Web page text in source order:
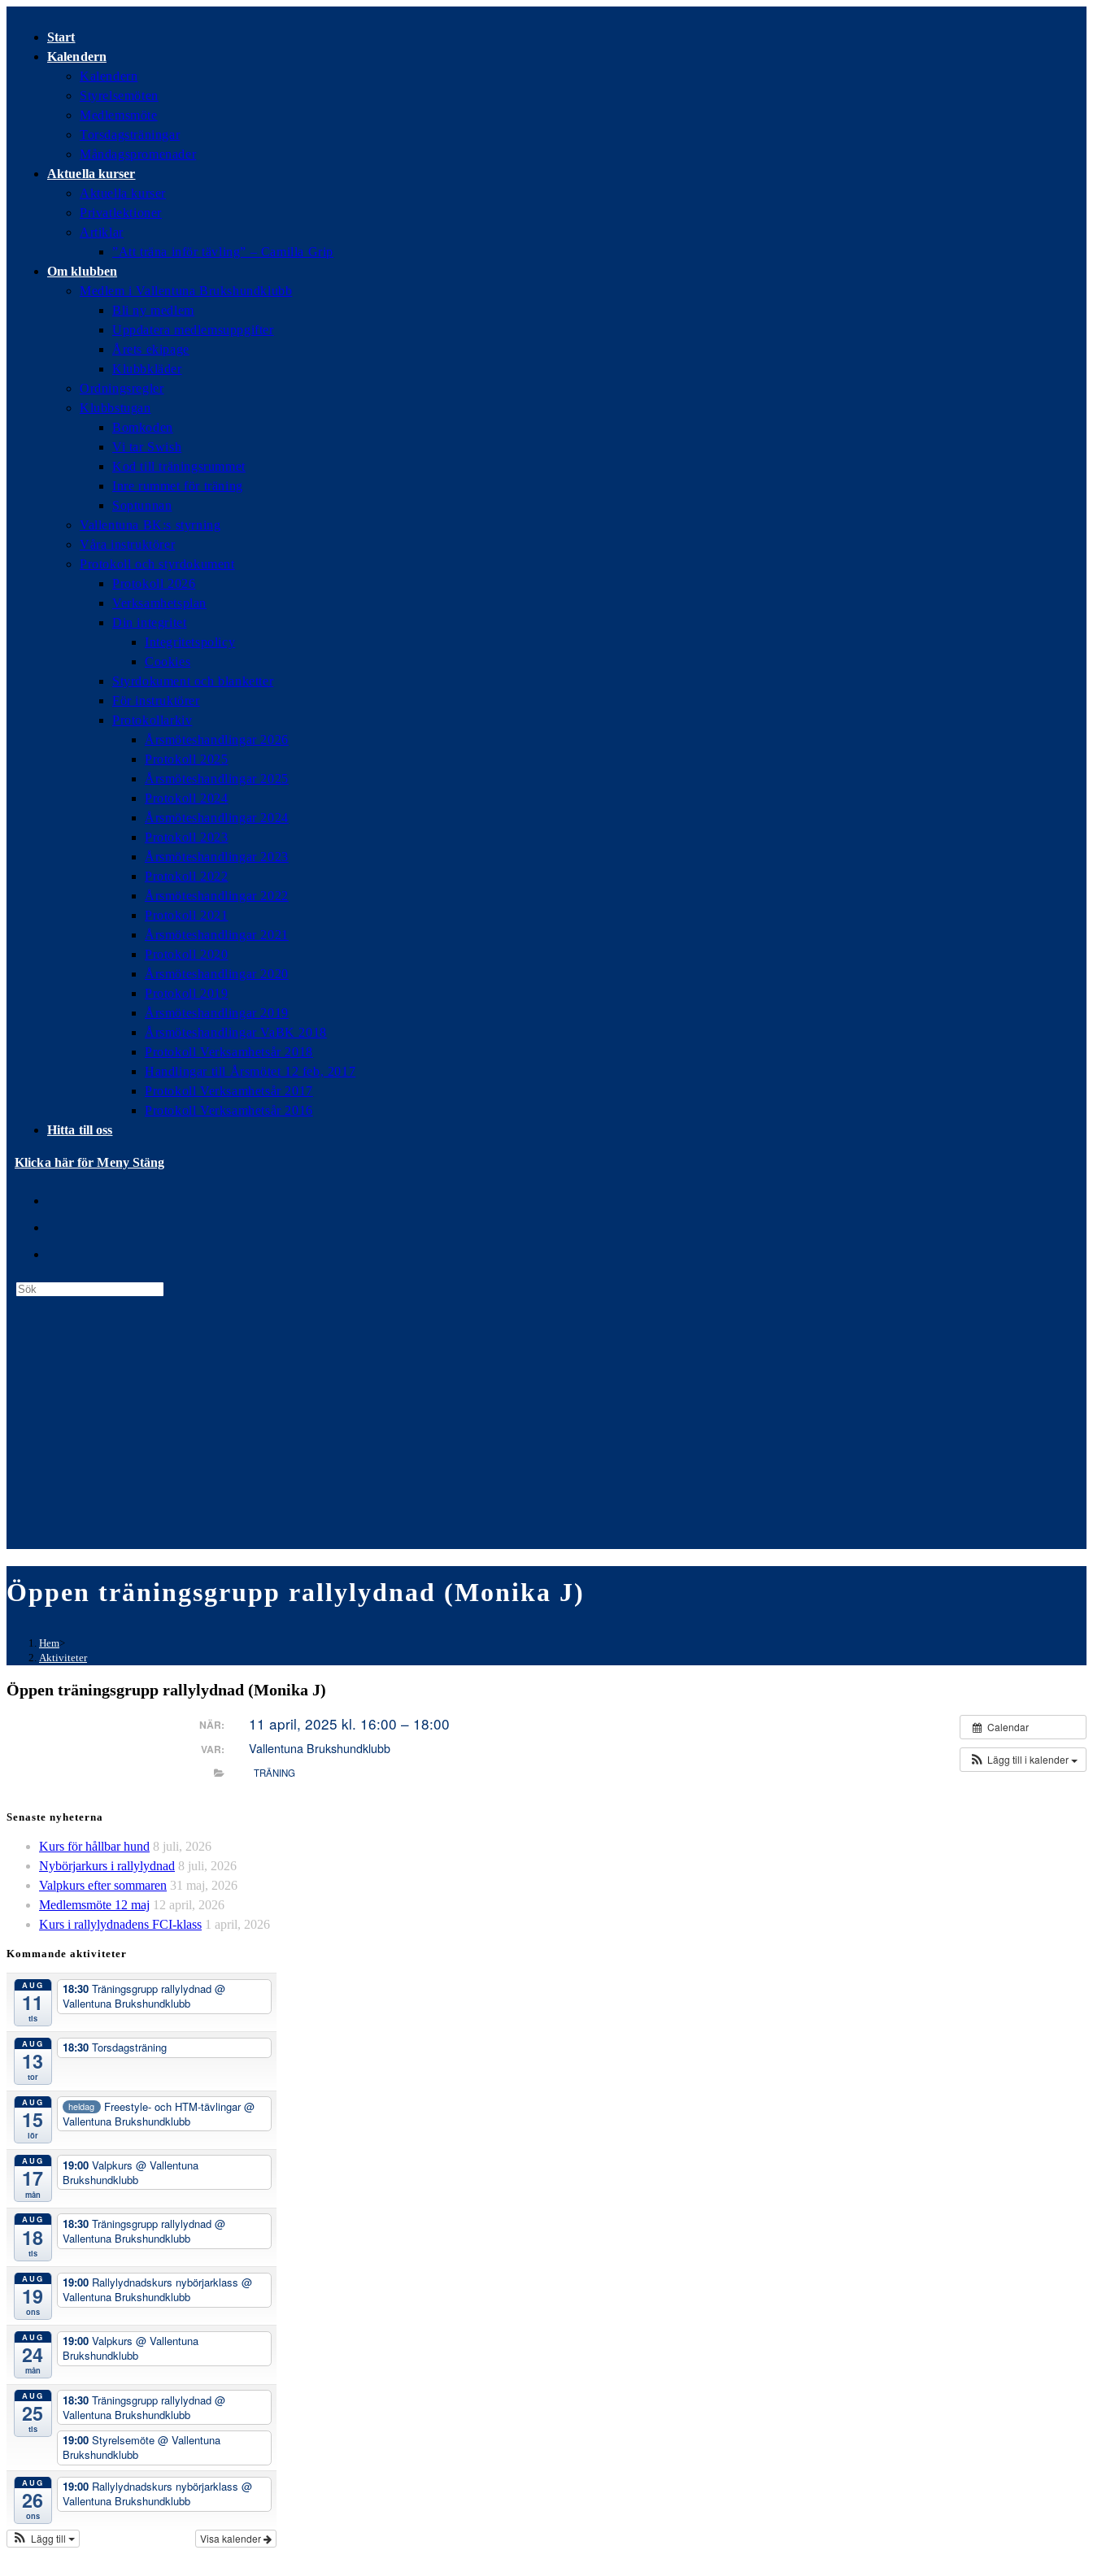
innehållet
Start
Kalendern
Kalendern
Styrelsemöten
Medlemsmöte
Torsdagsträningar
Måndagspromenader
Aktuella kurser
Aktuella kurser
Privatlektioner
Artiklar
”Att träna inför tävling” – Camilla Grip
Om klubben
Medlem i Vallentuna Brukshundklubb
Bli ny medlem
Uppdatera medlemsuppgifter
Årets ekipage
Klubbkläder
Ordningsregler
Klubbstugan
Bomkoden
Vi tar Swish
Kod till träningsrummet
Inre rummet för träning
Soptunnan
Vallentuna BK:s styrning
Våra instruktörer
Protokoll och styrdokument
Protokoll 2026
Verksamhetsplan
Din integritet
Integritetspolicy
Cookies
Styrdokument och blanketter
För instruktörer
Protokollarkiv
Årsmöteshandlingar 2026
Protokoll 2025
Årsmöteshandlingar 2025
Protokoll 2024
Årsmöteshandlingar 2024
Protokoll 2023
Årsmöteshandlingar 2023
Protokoll 2022
Årsmöteshandlingar 2022
Protokoll 2021
Årsmöteshandlingar 2021
Protokoll 2020
Årsmöteshandlingar 2020
Protokoll 2019
Årsmöteshandlingar 2019
Årsmöteshandlingar VaBK 2018
Protokoll Verksamhetsår 2018
Handlingar till Årsmötet 12 feb, 2017
Protokoll Verksamhetsår 2017
Protokoll Verksamhetsår 2016
Hitta till oss
Klicka här för Meny Stäng
Öppen träningsgrupp rallylydnad (Monika J)
Hem>
Aktiviteter
Öppen träningsgrupp rallylydnad (Monika J)
Calendar
Lägg till i kalender
NÄR: 11 april, 2025 kl. 16:00 – 18:00
VAR: Vallentuna Brukshundklubb
TRÄNING
Senaste nyheterna
Kurs för hållbar hund 8 juli, 2026
Nybörjarkurs i rallylydnad 8 juli, 2026
Valpkurs efter sommaren 31 maj, 2026
Medlemsmöte 12 maj 12 april, 2026
Kurs i rallylydnadens FCI-klass 1 april, 2026
Kommande aktiviteter
AUG
11
tis
18:30 Träningsgrupp rallylydnad @
Vallentuna Brukshundklubb
AUG
13
tor
18:30 Torsdagsträning
AUG
15
lör
heldag Freestyle- och HTM-tävlingar@
Vallentuna Brukshundklubb
AUG
17
mån
19:00 Valpkurs @ Vallentuna
Brukshundklubb
AUG
18
tis
18:30 Träningsgrupp rallylydnad @
Vallentuna Brukshundklubb
AUG
19
ons
19:00 Rallylydnadskurs nybörjarklass @
Vallentuna Brukshundklubb
AUG
24
mån
19:00 Valpkurs @ Vallentuna
Brukshundklubb
AUG
25
tis
18:30 Träningsgrupp rallylydnad @
Vallentuna Brukshundklubb
19:00 Styrelsemöte @ Vallentuna
Brukshundklubb
AUG
26
ons
19:00 Rallylydnadskurs nybörjarklass @
Vallentuna Brukshundklubb
Visa kalender
Lägg till